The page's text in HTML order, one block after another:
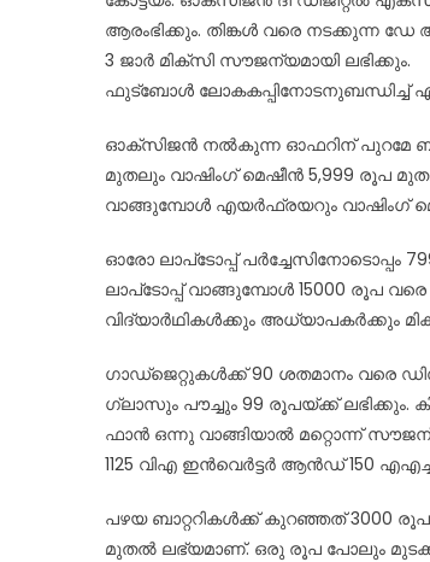
ആരംഭിക്കും. തിങ്കള്‍ വരെ
3 ജാര്‍ മിക്‌സി സൗജന്യമായി ലഭിക്കും.
ഫുട്‌ബോള്‍ ലോകകപ്പിനോടനുബന്ധിച്ച്
ഓക്‌സിജന്‍ നല്‍കുന്ന ഓഫറിന് പുറമേ
മുതലും വാഷിംഗ് മെഷീന്‍ 5,999 രൂപ
വാങ്ങുമ്പോള്‍ എയര്‍ഫ്രയറും വാഷിംഗ്
ഓരോ ലാപ്‌ടോപ്പ് പര്‍ച്ചേസിനോടൊപ്പം
ലാപ്‌ടോപ്പ് വാങ്ങുമ്പോള്‍ 15000 രൂപ
വിദ്യാര്‍ഥികള്‍ക്കും അധ്യാപകര്‍ക്കും
ഗാഡ്‌ജെറ്റുകള്‍ക്ക് 90 ശതമാനം വരെ
ഗ്ലാസും പൗച്ചും 99 രൂപയ്ക്ക്
ഫാന്‍ ഒന്നു വാങ്ങിയാല്‍ മറ്റൊന്ന്
1125 വിഎ ഇന്‍വെര്‍ട്ടര്‍ ആന്‍ഡ് 150 എഎച്ച്
പഴയ ബാറ്ററികള്‍ക്ക് കുറഞ്ഞത് 3000
മുതല്‍ ലഭ്യമാണ്. ഒരു രൂപ പോലും